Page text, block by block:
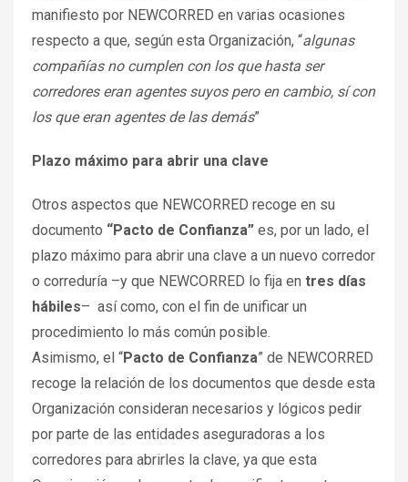
manifiesto por NEWCORRED en varias ocasiones
respecto a que, según esta Organización, “algunas
compañías no cumplen con los que hasta ser
corredores eran agentes suyos pero en cambio, sí con
los que eran agentes de las demás”
Plazo máximo para abrir una clave
Otros aspectos que NEWCORRED recoge en su
documento “Pacto de Confianza” es, por un lado, el
plazo máximo para abrir una clave a un nuevo corredor
o correduría –y que NEWCORRED lo fija en tres días
hábiles– así como, con el fin de unificar un
procedimiento lo más común posible.
Asimismo, el “Pacto de Confianza” de NEWCORRED
recoge la relación de los documentos que desde esta
Organización consideran necesarios y lógicos pedir
por parte de las entidades aseguradoras a los
corredores para abrirles la clave, ya que esta